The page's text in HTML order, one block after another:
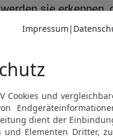
werden sie erkennen,
Und das Wort
Menschensohn,
Wasser mit Zittern
19 Und du sollst zum
Herr, Herr, von den
Brot werden sie in
trinken, weil ihr Land